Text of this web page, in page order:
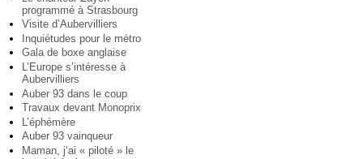
programmé à Strasbourg
Visite d’Aubervilliers
Inquiétudes pour le métro
Gala de boxe anglaise
L’Europe s’intéresse à
Aubervilliers
Auber 93 dans le coup
Travaux devant Monoprix
L’éphémère
Auber 93 vainqueur
Maman, j’ai « piloté » le